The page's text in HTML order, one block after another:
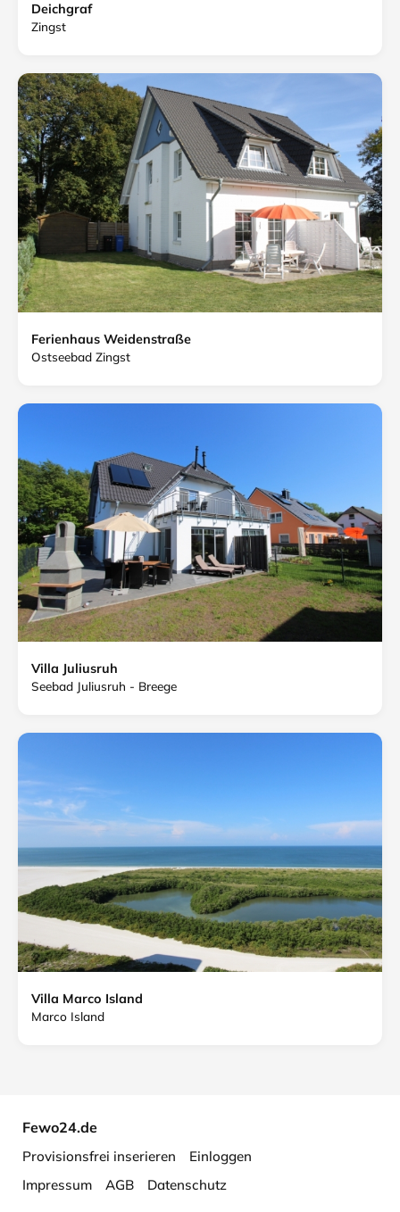
Deichgraf
Zingst
Ferienhaus Weidenstraße
Ostseebad Zingst
Villa Juliusruh
Seebad Juliusruh - Breege
Villa Marco Island
Marco Island
Fewo24.de
Provisionsfrei inserieren
Einloggen
Impressum
AGB Datenschutz